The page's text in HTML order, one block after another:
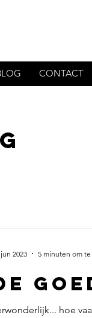
CONTACT
hoe
2023 5 minuten om te